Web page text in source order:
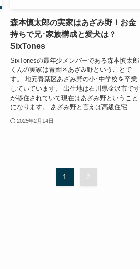
森本慎太郎の実家はあざみ野！お金
持ちで兄･家族構成と愛犬は？
SixTones
SixTonesの最年少メンバーである森本慎太郎
くんの実家は青葉区あざみ野ということで
す。 地元青葉区あざみ野の小･中学校を卒業
していています。 出生地は石川県金沢市です
が移住されていて現在はあざみ野ということ
になります。 あざみ野と言えば高級住宅...
2025年2月14日
1 2